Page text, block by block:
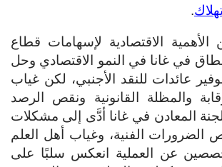
.
الاقتصادية لإسهامات قطاع
في غانا في النمو الاقتصادي وحل
عائدات للنقد الأجنبي، لكن غياب
والمظلة القانونية ونقص الرصد
المعادن في غانا أدَّى إلى مشكلات
الضرورات الفنية، وغياب أهل العلم
عن العملية انعكس سلبًا على